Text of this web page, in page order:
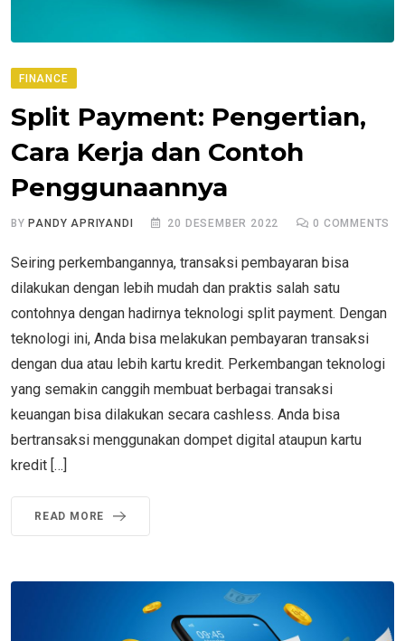
FINANCE
Split Payment: Pengertian,
Cara Kerja dan Contoh
Penggunaannya
BYPANDY APRIYANDI 20 DESEMBER 2022 0 COMMENTS
Seiring perkembangannya, transaksi pembayaran bisa
dilakukan dengan lebih mudah dan praktis salah satu
contohnya dengan hadirnya teknologi split payment. Dengan
teknologi ini, Anda bisa melakukan pembayaran transaksi
dengan dua atau lebih kartu kredit. Perkembangan teknologi
yang semakin canggih membuat berbagai transaksi
keuangan bisa dilakukan secara cashless. Anda bisa
bertransaksi menggunakan dompet digital ataupun kartu
kredit […]
READ MORE